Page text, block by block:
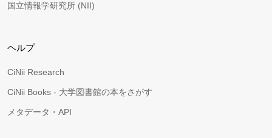
国立情報学研究所 (NII)
ヘルプ
CiNii Research
CiNii Books - 大学図書館の本をさがす
メタデータ・API